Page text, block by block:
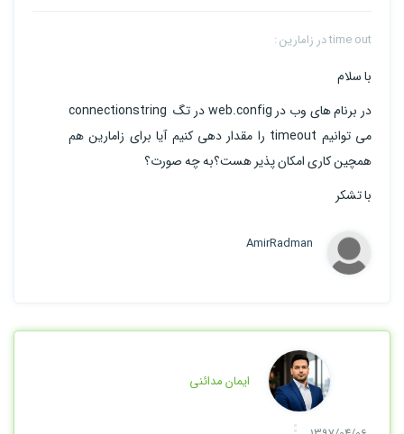
time out در زامارین :
با سلام
در برنام های وب در web.config در تگ connectionstring
می توانیم timeout را مقدار دهی کنیم آیا برای زامارین هم
همچین کاری امکان پذیر هست؟به چه صورت؟
با تشکر
AmirRadman
ایمان مدائنی